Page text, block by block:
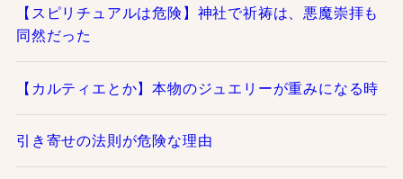
【スピリチュアルは危険】神社で祈祷は、悪魔崇拝も
同然だった
【カルティエとか】本物のジュエリーが重みになる時
引き寄せの法則が危険な理由